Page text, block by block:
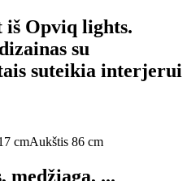
iš Opviq lights.
su
suteikia interjerui
cmAukštis 86 cm
medžiaga, ...